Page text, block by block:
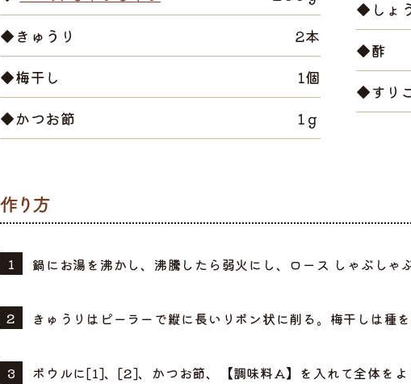
◆きゅうり
2本
◆梅干し
1個
◆かつお節
1ｇ
◆しょ
◆酢
◆すり
鍋にお湯を沸かし、沸騰したら弱火にし、ロース しゃぶしゃ
きゅうりはピーラーで縦に長いリボン状に削る。梅干しは種
ボウルに[1]、[2]、かつお節、【調味料A】を入れて全体をよ